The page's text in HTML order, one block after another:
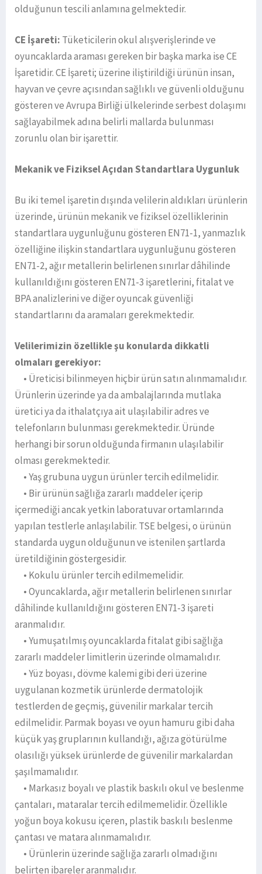
olduğunun tescili anlamına gelmektedir.
CE İşareti: Tüketicilerin okul alışverişlerinde ve
oyuncaklarda araması gereken bir başka marka ise CE
İşaretidir. CE İşareti; üzerine iliştirildiği ürünün insan,
hayvan ve çevre açısından sağlıklı ve güvenli olduğunu
gösteren ve Avrupa Birliği ülkelerinde serbest dolaşımı
sağlayabilmek adına belirli mallarda bulunması
zorunlu olan bir işarettir.
Mekanik ve Fiziksel Açıdan Standartlara Uygunluk
Bu iki temel işaretin dışında velilerin aldıkları ürünlerin
üzerinde, ürünün mekanik ve fiziksel özelliklerinin
standartlara uygunluğunu gösteren EN71-1, yanmazlık
özelliğine ilişkin standartlara uygunluğunu gösteren
EN71-2, ağır metallerin belirlenen sınırlar dâhilinde
kullanıldığını gösteren EN71-3 işaretlerini, fitalat ve
BPA analizlerini ve diğer oyuncak güvenliği
standartlarını da aramaları gerekmektedir.
Velilerimizin özellikle şu konularda dikkatli
olmaları gerekiyor:
• Üreticisi bilinmeyen hiçbir ürün satın alınmamalıdır.
Ürünlerin üzerinde ya da ambalajlarında mutlaka
üretici ya da ithalatçıya ait ulaşılabilir adres ve
telefonların bulunması gerekmektedir. Üründe
herhangi bir sorun olduğunda firmanın ulaşılabilir
olması gerekmektedir.
• Yaş grubuna uygun ürünler tercih edilmelidir.
• Bir ürünün sağlığa zararlı maddeler içerip
içermediği ancak yetkin laboratuvar ortamlarında
yapılan testlerle anlaşılabilir. TSE belgesi, o ürünün
standarda uygun olduğunun ve istenilen şartlarda
üretildiğinin göstergesidir.
• Kokulu ürünler tercih edilmemelidir.
• Oyuncaklarda, ağır metallerin belirlenen sınırlar
dâhilinde kullanıldığını gösteren EN71-3 işareti
aranmalıdır.
• Yumuşatılmış oyuncaklarda fitalat gibi sağlığa
zararlı maddeler limitlerin üzerinde olmamalıdır.
• Yüz boyası, dövme kalemi gibi deri üzerine
uygulanan kozmetik ürünlerde dermatolojik
testlerden de geçmiş, güvenilir markalar tercih
edilmelidir. Parmak boyası ve oyun hamuru gibi daha
küçük yaş gruplarının kullandığı, ağıza götürülme
olasılığı yüksek ürünlerde de güvenilir markalardan
şaşılmamalıdır.
• Markasız boyalı ve plastik baskılı okul ve beslenme
çantaları, mataralar tercih edilmemelidir. Özellikle
yoğun boya kokusu içeren, plastik baskılı beslenme
çantası ve matara alınmamalıdır.
• Ürünlerin üzerinde sağlığa zararlı olmadığını
belirten ibareler aranmalıdır.